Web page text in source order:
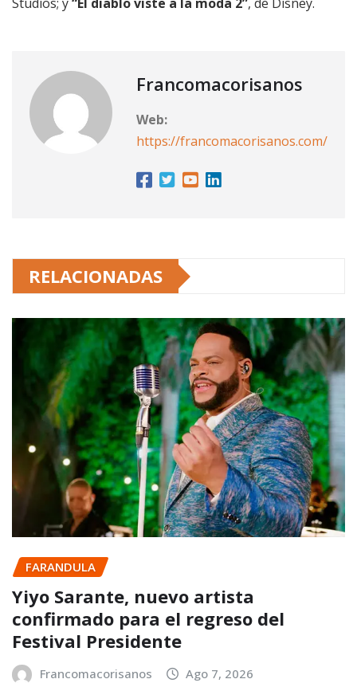
Francomacorisanos
Web:
https://francomacorisanos.com/
RELACIONADAS
FARANDULA
Yiyo Sarante, nuevo artista
confirmado para el regreso del
Festival Presidente
Francomacorisanos Ago 7, 2026